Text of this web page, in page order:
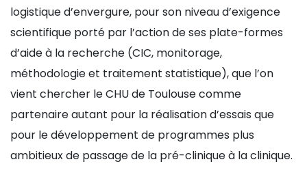
logistique d’envergure, pour son niveau d’exigence
scientifique porté par l’action de ses plate-formes
d’aide à la recherche (CIC, monitorage,
méthodologie et traitement statistique), que l’on
vient chercher le CHU de Toulouse comme
partenaire autant pour la réalisation d’essais que
pour le développement de programmes plus
ambitieux de passage de la pré-clinique à la clinique.